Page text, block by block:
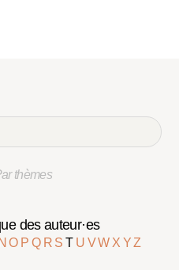
thèmes
des auteur·es
NO P Q R ST U VW X YZ